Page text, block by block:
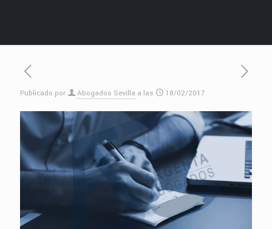
Publicado por Abogados Sevilla a las 18/02/2017